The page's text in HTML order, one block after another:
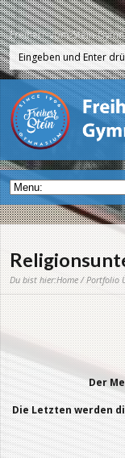
Freiherr-vom-Stein-
Du bist hier:Home/Portfolio
Der
Die Letzten